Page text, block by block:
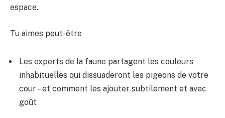
espace.
Tu aimes peut-être
Les experts de la faune partagent les couleurs
inhabituelles qui dissuaderont les pigeons de votre
cour – et comment les ajouter subtilement et avec
goût